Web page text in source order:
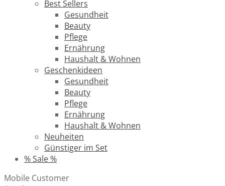
Best Sellers
Gesundheit
Beauty
Pflege
Ernährung
Haushalt & Wohnen
Geschenkideen
Gesundheit
Beauty
Pflege
Ernährung
Haushalt & Wohnen
Neuheiten
Günstiger im Set
% Sale %
Mobile Customer